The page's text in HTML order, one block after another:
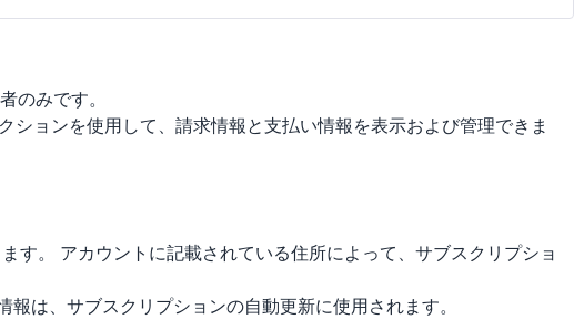
のみです。
ションを使用して、請求情報と支払い情報を表示および管理できま
。 アカウントに記載されている住所によって、サブスクリプショ
は、サブスクリプションの自動更新に使用されます。